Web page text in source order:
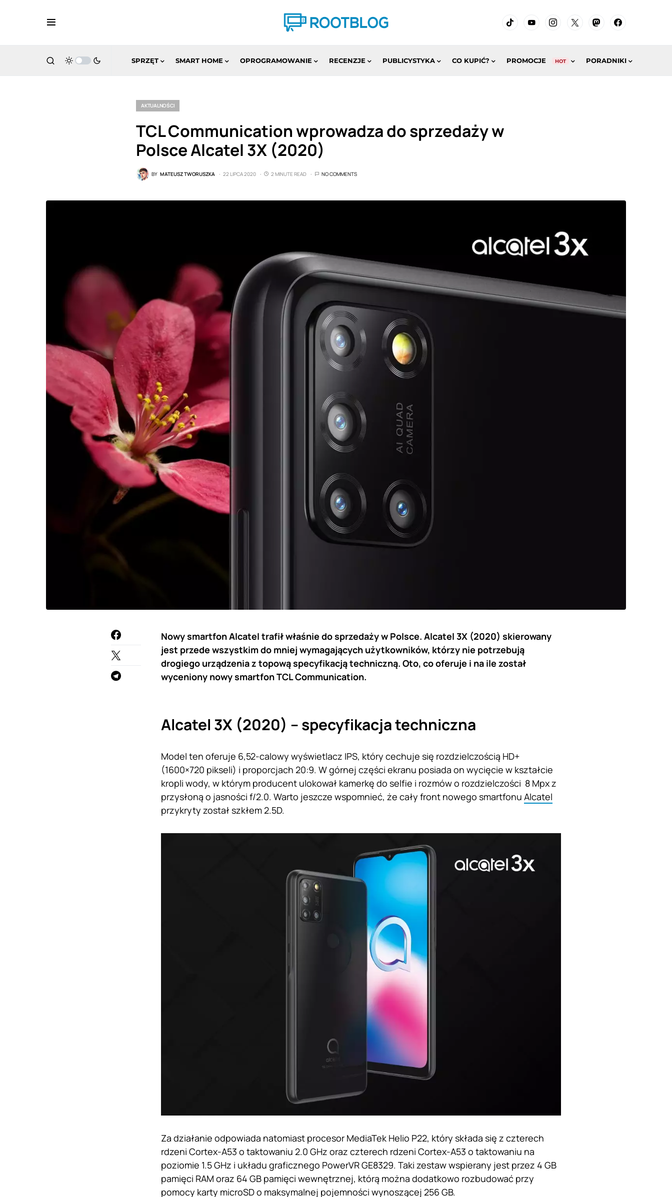
SPRZĘT SMART HOME OPROGRAMOWANIE RECENZJE PUBLICYSTYKA CO KUPIĆ? PROMOCJE HOT PORADNIKI
AKTUALNOŚCI
TCL Communication wprowadza do sprzedaży w
Polsce Alcatel 3X (2020)
BY MATEUSZ TWORUSZKA 22 LIPCA 2020 2 MINUTE READ NO COMMENTS
Nowy smartfon Alcatel trafił właśnie do sprzedaży w Polsce. Alcatel 3X (2020) skierowany
jest przede wszystkim do mniej wymagających użytkowników, którzy nie potrzebują
drogiego urządzenia z topową specyfikacją techniczną. Oto, co oferuje i na ile został
wyceniony nowy smartfon TCL Communication.
Alcatel 3X (2020) – specyfikacja techniczna
Model ten oferuje 6,52-calowy wyświetlacz IPS, który cechuje się rozdzielczością HD+
(1600×720 pikseli) i proporcjach 20:9. W górnej części ekranu posiada on wycięcie w kształcie
kropli wody, w którym producent ulokował kamerkę do selfie i rozmów o rozdzielczości 8 Mpx z
przysłoną o jasności f/2.0. Warto jeszcze wspomnieć, że cały front nowego smartfonu Alcatel
przykryty został szkłem 2.5D.
Za działanie odpowiada natomiast procesor MediaTek Helio P22, który składa się z czterech
rdzeni Cortex-A53 o taktowaniu 2.0 GHz oraz czterech rdzeni Cortex-A53 o taktowaniu na
poziomie 1.5 GHz i układu graficznego PowerVR GE8329. Taki zestaw wspierany jest przez 4 GB
pamięci RAM oraz 64 GB pamięci wewnętrznej, którą można dodatkowo rozbudować przy
pomocy karty microSD o maksymalnej pojemności wynoszącej 256 GB.